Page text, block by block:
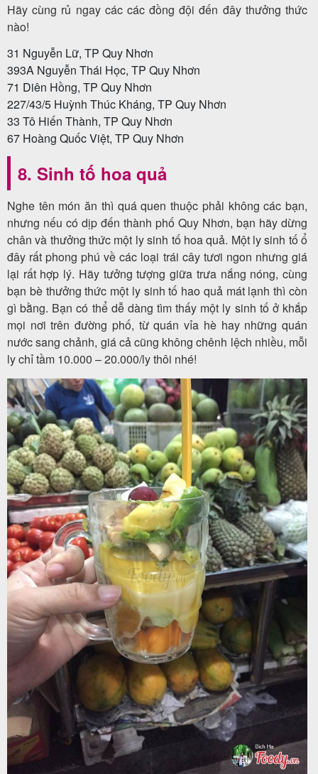
Hãy cùng rủ ngay các các đồng đội đến đây thưởng thức
nào!
31 Nguyễn Lữ, TP Quy Nhơn
393A Nguyễn Thái Học, TP Quy Nhơn
71 Diên Hồng, TP Quy Nhơn
227/43/5 Huỳnh Thúc Kháng, TP Quy Nhơn
33 Tô Hiến Thành, TP Quy Nhơn
67 Hoàng Quốc Việt, TP Quy Nhơn
8. Sinh tố hoa quả
Nghe tên món ăn thì quá quen thuộc phải không các bạn,
nhưng nếu có dịp đến thành phố Quy Nhơn, bạn hãy dừng
chân và thưởng thức một ly sinh tố hoa quả. Một ly sinh tố ổ
đây rất phong phú về các loại trái cây tươi ngon nhưng giá
lại rất hợp lý. Hãy tưởng tượng giữa trưa nắng nóng, cùng
bạn bè thưởng thức một ly sinh tố hao quả mát lạnh thì còn
gì bằng. Bạn có thể dễ dàng tìm thấy một ly sinh tố ở khắp
mọi nơi trên đường phố, từ quán vỉa hè hay những quán
nước sang chảnh, giá cả cũng không chênh lệch nhiều, mỗi
ly chỉ tầm 10.000 – 20.000/ly thôi nhé!